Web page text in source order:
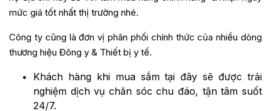
mức giá tốt nhất thị trường nhé.
Công ty cũng là đơn vị phân phối chính thức của nhiều dòng
thương hiệu Đông y & Thiết bị y tế.
Khách hàng khi mua sắm tại đây sẽ được trải
nghiệm dịch vụ chăn sóc chu đáo, tận tâm suốt
24/7.